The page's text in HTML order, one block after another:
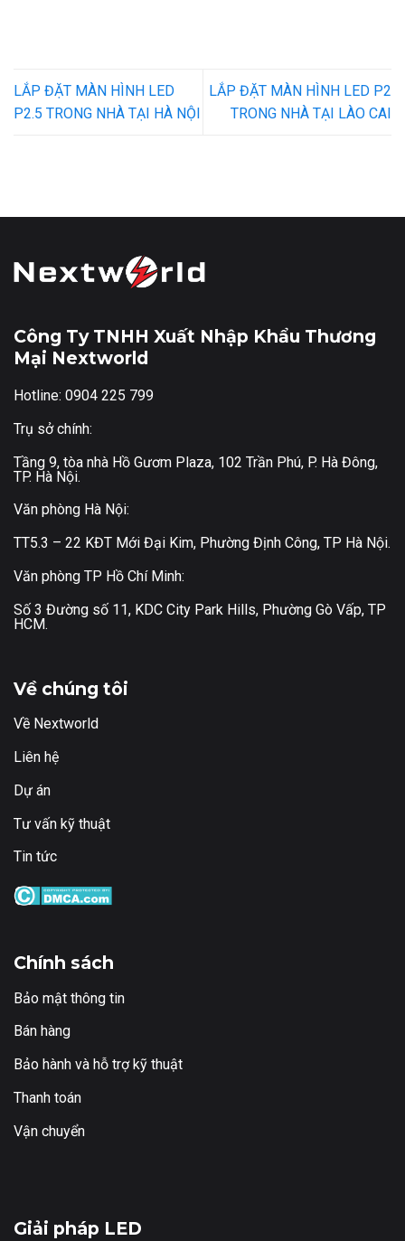
LẮP ĐẶT MÀN HÌNH LED
P2.5 TRONG NHÀ TẠI HÀ NỘI
LẮP ĐẶT MÀN HÌNH LED P2
TRONG NHÀ TẠI LÀO CAI
Công Ty TNHH Xuất Nhập Khẩu Thương
Mại Nextworld
Hotline: 0904 225 799
Trụ sở chính:
Tầng 9, tòa nhà Hồ Gươm Plaza, 102 Trần Phú, P. Hà Đông,
TP. Hà Nội.
Văn phòng Hà Nội:
TT5.3 – 22 KĐT Mới Đại Kim, Phường Định Công, TP Hà Nội.
Văn phòng TP Hồ Chí Minh:
Số 3 Đường số 11, KDC City Park Hills, Phường Gò Vấp, TP
HCM.
Về chúng tôi
Về Nextworld
Liên hệ
Dự án
Tư vấn kỹ thuật
Tin tức
Chính sách
Bảo mật thông tin
Bán hàng
Bảo hành và hỗ trợ kỹ thuật
Thanh toán
Vận chuyển
Giải pháp LED